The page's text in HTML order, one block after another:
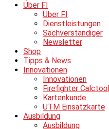
Über FI
Über FI
Dienstleistungen
Sachverständiger
Newsletter
Shop
Tipps & News
Innovationen
Innovationen
Firefighter Calctool
Kartenkunde
UTM Einsatzkarte
Ausbildung
Ausbildung